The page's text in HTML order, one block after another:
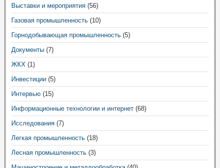
Выставки и мероприятия (56)
Газовая промышленность (10)
Горнодобывающая промышленность (5)
Документы (7)
ЖКХ (1)
Инвестиции (5)
Интервью (15)
Информационные технологии и интернет (68)
Исследования (7)
Легкая промышленность (18)
Лесная промышленность (3)